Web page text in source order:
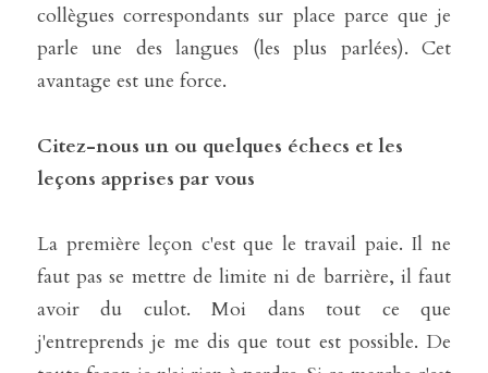
collègues correspondants sur place parce que je
parle une des langues (les plus parlées). Cet
avantage est une force.
Citez-nous un ou quelques échecs et les
leçons apprises par vous
La première leçon c'est que le travail paie. Il ne
faut pas se mettre de limite ni de barrière, il faut
avoir du culot. Moi dans tout ce que
j'entreprends je me dis que tout est possible. De